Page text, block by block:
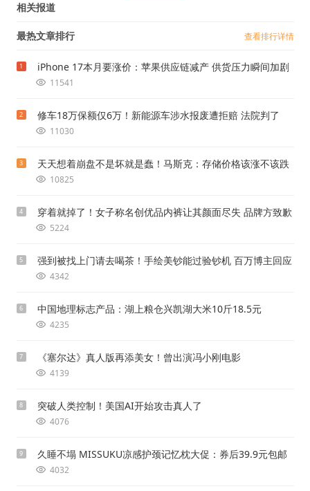
相关报道
最热文章排行 查看排行详情
1 iPhone 17本月要涨价：苹果供应链减产 供货压力瞬间加剧
11541
2 修车18万保额仅6万！新能源车涉水报废遭拒赔 法院判了
11030
3 天天想着崩盘不是坏就是蠢！马斯克：存储价格该涨不该跌
10825
4 穿着就掉了！女子称名创优品内裤让其颜面尽失 品牌方致歉
5224
5 强到被找上门请去喝茶！手绘美钞能过验钞机 百万博主回应
4342
6 中国地理标志产品：湖上粮仓兴凯湖大米10斤18.5元
4235
7 《塞尔达》真人版再添美女！曾出演冯小刚电影
4139
8 突破人类控制！美国AI开始攻击真人了
4076
9 久睡不塌 MISSUKU凉感护颈记忆枕大促：券后39.9元包邮
4032